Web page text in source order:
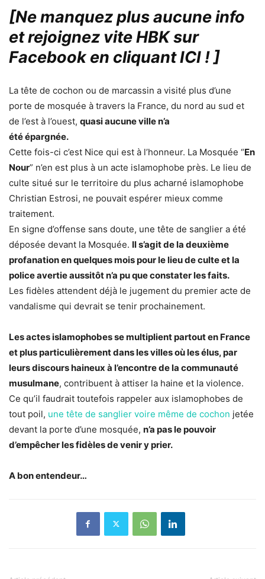
[Ne manquez plus aucune info
et rejoignez vite HBK sur
Facebook en cliquant ICI ! ]
La tête de cochon ou de marcassin a visité plus d’une
porte de mosquée à travers la France, du nord au sud et
de l’est à l’ouest, quasi aucune ville n’a
été épargnée.
Cette fois-ci c’est Nice qui est à l’honneur. La Mosquée “En
Nour” n’en est plus à un acte islamophobe près. Le lieu de
culte situé sur le territoire du plus acharné islamophobe
Christian Estrosi, ne pouvait espérer mieux comme
traitement.
En signe d’offense sans doute, une tête de sanglier a été
déposée devant la Mosquée. Il s’agit de la deuxième
profanation en quelques mois pour le lieu de culte et la
police avertie aussitôt n’a pu que constater les faits.
Les fidèles attendent déjà le jugement du premier acte de
vandalisme qui devrait se tenir prochainement.
Les actes islamophobes se multiplient partout en France
et plus particulièrement dans les villes où les élus, par
leurs discours haineux à l’encontre de la communauté
musulmane, contribuent à attiser la haine et la violence.
Ce qu’il faudrait toutefois rappeler aux islamophobes de
tout poil, une tête de sanglier voire même de cochon jetée
devant la porte d’une mosquée, n’a pas le pouvoir
d’empêcher les fidèles de venir y prier.
A bon entendeur…